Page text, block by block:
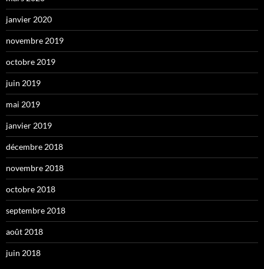
janvier 2020
novembre 2019
octobre 2019
juin 2019
mai 2019
janvier 2019
décembre 2018
novembre 2018
octobre 2018
septembre 2018
août 2018
juin 2018